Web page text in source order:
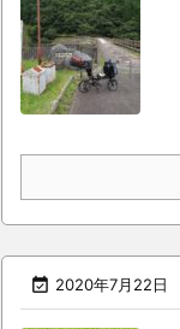
 2020年7月22日